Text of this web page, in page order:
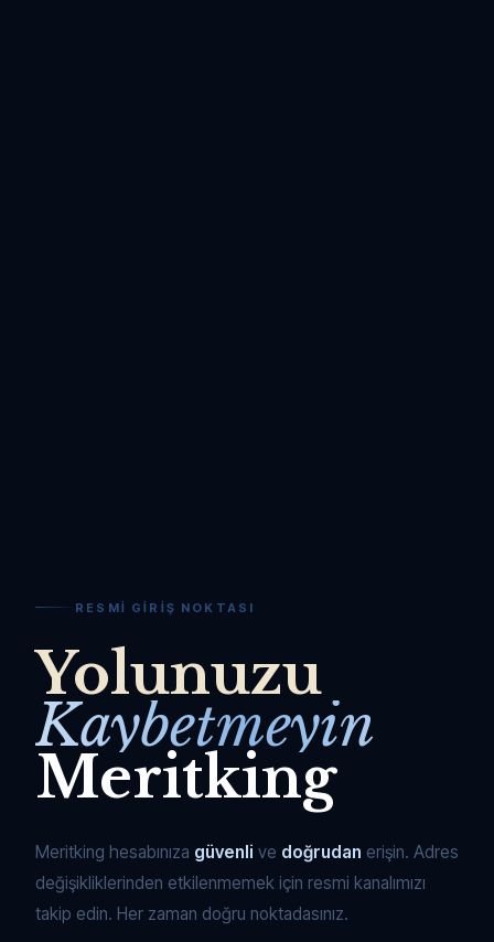
RESMI GIRIŞ NOKTASI
Yolunuzu
Kaybetmeyin
Meritking
Meritking hesabınıza güvenli ve doğrudan erişin. Adres
değişikliklerinden etkilenmemek için resmi kanalımızı
takip edin. Her zaman doğru noktadasınız.